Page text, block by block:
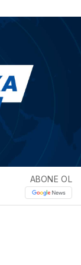
ABONE OL